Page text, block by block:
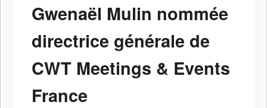
Gwenaël Mulin nommée
directrice générale de
CWT Meetings & Events
France